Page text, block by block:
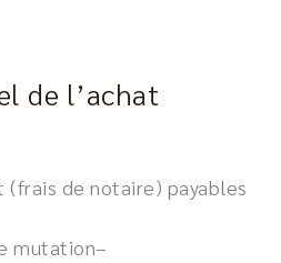
de l’achat
(frais de notaire) payables
mutation–